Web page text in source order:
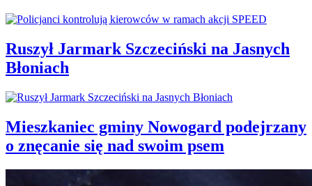
Ruszył Jarmark Szczeciński na Jasnych
Błoniach
Mieszkaniec gminy Nowogard podejrzany
o znęcanie się nad swoim psem